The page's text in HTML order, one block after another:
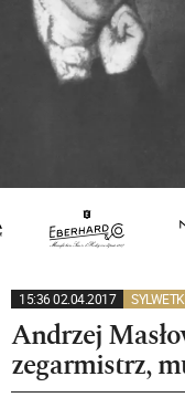
15:36 02.04.2017
Andrzej
zegarmistrz,